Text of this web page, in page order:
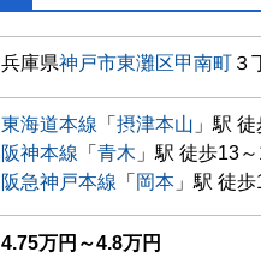
兵庫県神戸市東灘区甲南町 ３
東海道本線 「 摂津本山 」駅
阪神本線 「 青木 」駅 徒歩13
阪急神戸本線 「 岡本 」駅 徒
4.75万円～4.8万円